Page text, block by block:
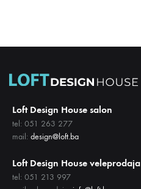
Loft Design House salon
tel: 051 263 277
mail: design@loft.ba
Loft Design House veleprodaja
tel: 051 213 997